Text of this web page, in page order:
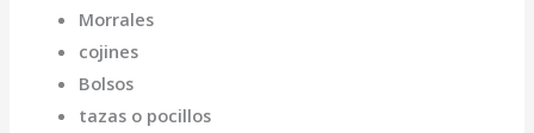
Morrales
cojines
Bolsos
tazas o pocillos